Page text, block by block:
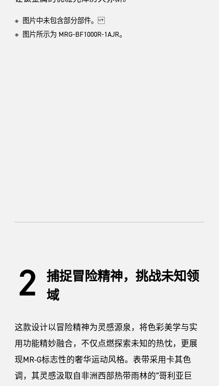
※ 图片中未包含部分部件。
※ 图片所示为 MRG-BF1000R-1AJR。
捕捉冒险精神，挑战未知领
域
这款设计以冒险精神为灵感源泉，将色彩美学与实
用功能精妙融合，不仅点燃探索未知的热忱，更展
现MR-G标志性的奢华运动风格。表带采用卡其色
调，其灵感汲取自非洲西部热带雨林的“哥利亚巨